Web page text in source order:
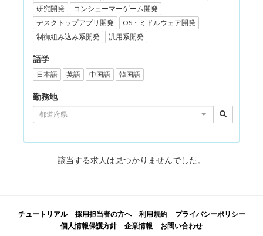
研究開発
コンシューマーゲーム開発
デスクトップアプリ開発
OS・ミドルウェア開発
制御組み込み系開発
汎用系開発
語学
日本語 英語 中国語 韓国語
勤務地
都道府県
該当する求人は見つかりませんでした。
チュートリアル 採用担当者の方へ 利用規約
プライバシーポリシー
個人情報保護方針
企業情報 お問い合わせ